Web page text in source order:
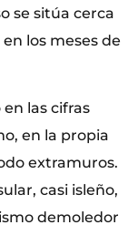
se sitúa cerca
los meses de
las cifras
en la propia
extramuros.
casi isleño,
demoledor